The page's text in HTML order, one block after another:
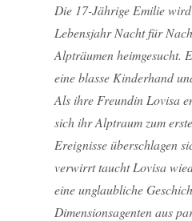
Die 17-Jährige Emilie
Lebensjahr Nacht für
Alpträumen heimgesucht.
eine blasse Kinderhand
Als ihre Freundin Lovisa
sich ihr Alptraum zum
Ereignisse überschlagen
verwirrt taucht Lovisa
eine unglaubliche
Dimensionsagenten aus